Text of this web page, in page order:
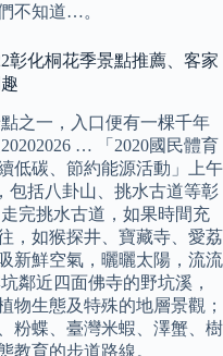
不知道…。
彰化桐花季景點推薦、客家
之一，入口便有一棵千年
… 「2020國民體育
低碳、節約能源活動」上午
包括八卦山、挑水古道等彰
完挑水古道，如果時間充
，如猴探井、寶藏寺、愛荔
新鮮空氣，曬曬太陽，流流
鄰近四面佛寺的野坑溪，
物生態及特殊的地層景觀；
粉蝶、臺灣米蝦、澤蟹、樹
教育的步道路線。